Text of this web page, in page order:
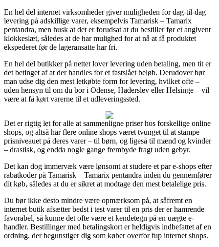
En hel del internet virksomheder giver muligheden for dag-til-dag
levering på adskillige varer, eksempelvis Tamarisk – Tamarix
pentandra, men husk at det er forudsat at du bestiller før et angivent
klokkeslæt, således at de har mulighed for at nå at få produktet
ekspederet før de lageransatte har fri.
En hel del butikker på nettet lover levering uden betaling, men tit er
det betinget af at der handles for et fastslået beløb. Derudover bør
man udse dig den mest letkøbte form for levering, hvilket ofte –
uden hensyn til om du bor i Odense, Haderslev eller Helsinge – vil
være at få kørt varerne til et udleveringssted.
Det er rigtig let for alle at sammenligne priser hos forskellige online
shops, og altså har flere online shops været tvunget til at stampe
prisniveauet på deres varer – til børn, og ligeså til mænd og kvinder
– drastisk, og endda nogle gange frembyde fragt uden gebyr.
Det kan dog immervæk være lønsomt at studere et par e-shops efter
rabatkoder på Tamarisk – Tamarix pentandra inden du gennemfører
dit køb, således at du er sikret at modtage den mest betalelige pris.
Du bør ikke desto mindre være opmærksom på, at såfremt en
internet butik afsætter bedst i test varer til en pris der er hamrende
favorabel, så kunne det ofte være et kendetegn på en uægte e-
handler. Bestillinger med betalingskort er heldigvis indbefattet af en
ordning, der begunstiger dig som køber overfor fup internet shops.